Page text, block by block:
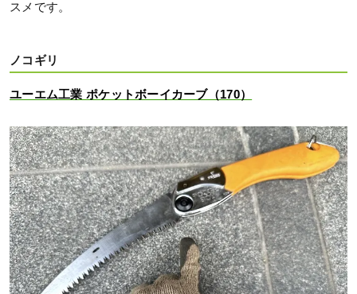
スメです。
ノコギリ
ユーエム工業 ポケットボーイカーブ（170）